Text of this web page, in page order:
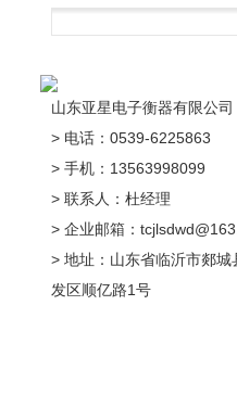
山东亚星电子衡器有限公司
> 电话：0539-6225863
> 手机：13563998099
> 联系人：杜经理
> 企业邮箱：
> 地址：山东省临沂市郯城
发区顺亿路1号